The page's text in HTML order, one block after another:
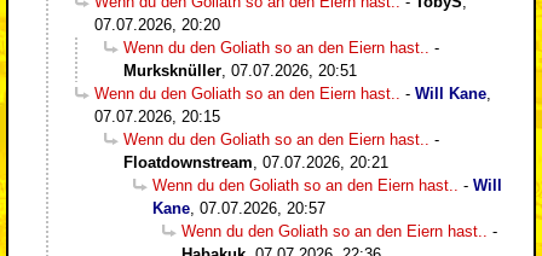
07.07.2026, 20:20
Wenn du den Goliath so an den Eiern hast..
-
Murksknüller 07.07.2026, 20:51
Wenn du den Goliath so an den Eiern hast..
- Will Kane
07.07.2026, 20:15
Wenn du den Goliath so an den Eiern hast..
-
Floatdownstream 07.07.2026, 20:21
Wenn du den Goliath so an den Eiern hast..
- Will
Kane 07.07.2026, 20:57
Wenn du den Goliath so an den Eiern hast..
-